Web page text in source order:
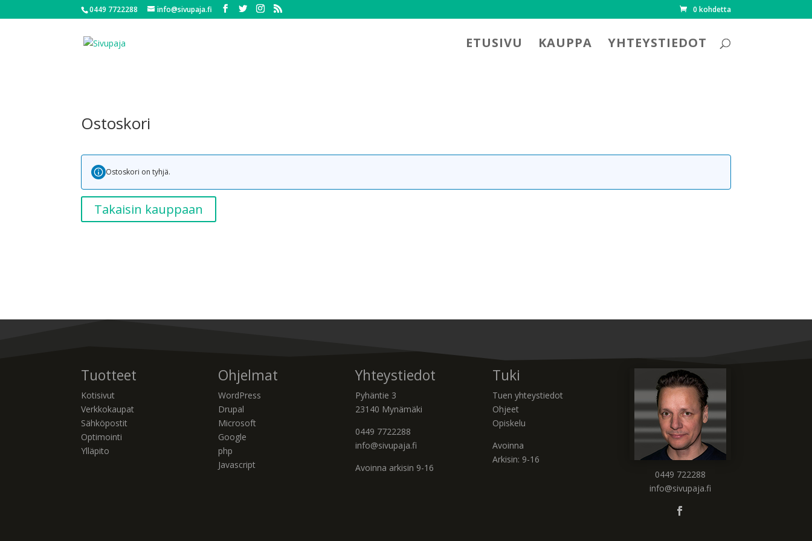
0449 7722288 info@sivupaja.fi 0 kohdetta
ETUSIVU KAUPPA YHTEYSTIEDOT
Ostoskori
Ostoskori on tyhjä.
Takaisin kauppaan
Tuotteet
Kotisivut
Verkkokaupat
Sähköpostit
Optimointi
Ylläpito
Ohjelmat
WordPress
Drupal
Microsoft
Google
php
Javascript
Yhteystiedot
Pyhäntie 3
23140 Mynämäki
0449 7722288
info@sivupaja.fi
Avoinna arkisin 9-16
Tuki
Tuen yhteystiedot
Ohjeet
Opiskelu
Avoinna
Arkisin: 9-16
0449 722288
info@sivupaja.fi